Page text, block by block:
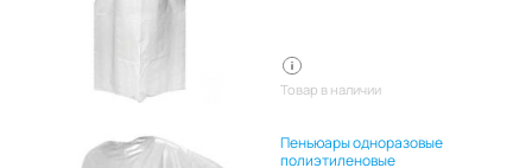
Товар в наличии
Пеньюары одноразовые
полиэтиленовые